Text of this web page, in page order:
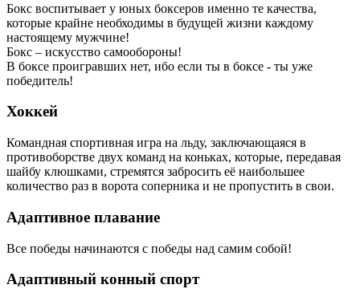
Бокс воспитывает у юных боксеров именно те качества,
которые крайне необходимы в будущей жизни каждому
настоящему мужчине!
Бокс – искусство самообороны!
В боксе проигравших нет, ибо если ты в боксе - ты уже
победитель!
Хоккей
Командная спортивная игра на льду, заключающаяся в
противоборстве двух команд на коньках, которые, передавая
шайбу клюшками, стремятся забросить её наибольшее
количество раз в ворота соперника и не пропустить в свои.
Адаптивное плавание
Все победы начинаются с победы над самим собой!
Адаптивный конный спорт